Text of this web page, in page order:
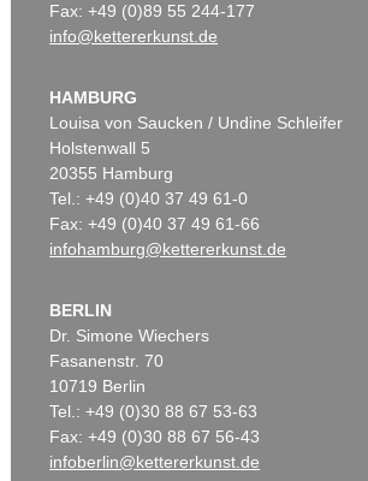
Fax: +49 (0)89 55 244-177
info@kettererkunst.de
HAMBURG
Louisa von Saucken / Undine Schleifer
Holstenwall 5
20355 Hamburg
Tel.: +49 (0)40 37 49 61-0
Fax: +49 (0)40 37 49 61-66
infohamburg@kettererkunst.de
BERLIN
Dr. Simone Wiechers
Fasanenstr. 70
10719 Berlin
Tel.: +49 (0)30 88 67 53-63
Fax: +49 (0)30 88 67 56-43
infoberlin@kettererkunst.de